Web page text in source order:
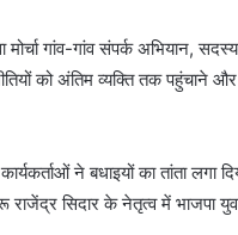
गांव-गांव संपर्क अभियान,
को अंतिम व्यक्ति तक पहुंचाने
ने बधाइयों का तांता
राजेंद्र सिदार के नेतृत्व में भाजपा